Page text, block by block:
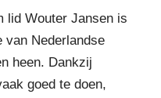
lid Wouter Jansen is
van Nederlandse
heen. Dankzij
goed te doen,